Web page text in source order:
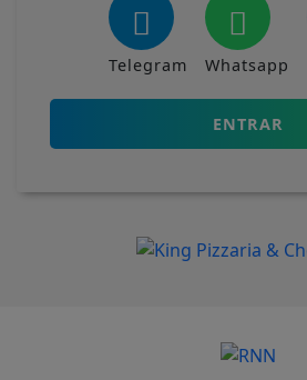
Telegram Whatsapp
ENTRAR